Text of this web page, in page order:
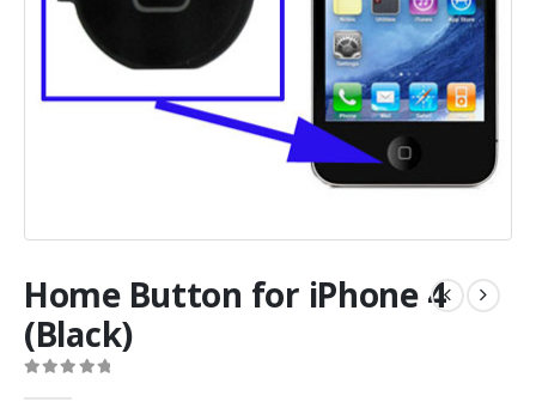
Home Button for iPhone 4
(Black)